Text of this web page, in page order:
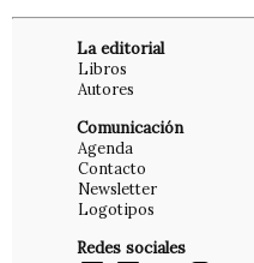
La editorial
Libros
Autores
Comunicación
Agenda
Contacto
Newsletter
Logotipos
Redes sociales